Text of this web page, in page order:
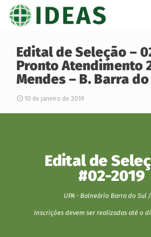
Edital de Seleção –
Pronto Atendimento
Mendes – B. Barra
10 de janeiro de 2019
Edital de
#02-2019
UPA - Balneário Barra do Sul /
Inscrições devem ser realizadas até o